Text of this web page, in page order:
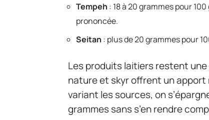
Tempeh : 18 à 20 grammes pour
prononcée.
Seitan : plus de 20 grammes pour
Les produits laitiers restent
nature et skyr offrent un apport
variant les sources, on
grammes sans s’en rendre